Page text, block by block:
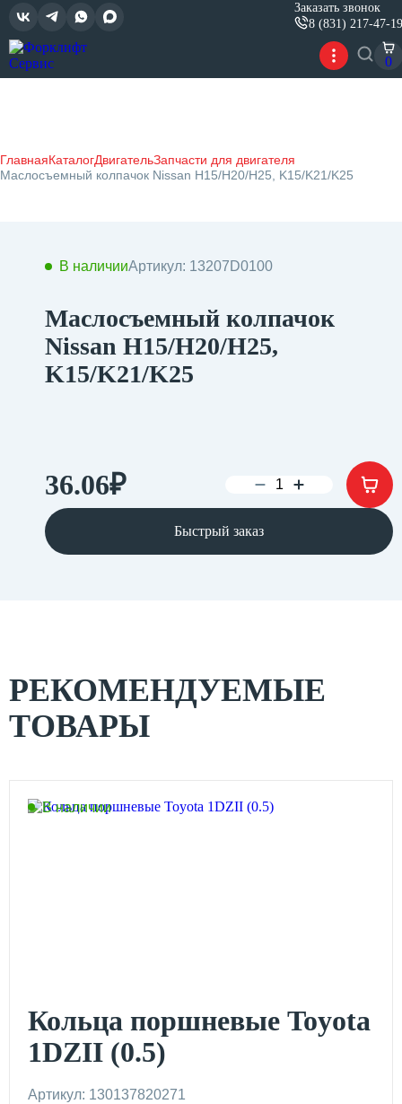
Заказать звонок
8 (831) 217-47-19
0
ГлавнаяКаталогДвигательЗапчасти для двигателя
Маслосъемный колпачок Nissan H15/H20/H25, K15/K21/K25
В наличииАртикул: 13207D0100
Маслосъемный колпачок
Nissan H15/H20/H25,
K15/K21/K25
36.06₽
Быстрый заказ
РЕКОМЕНДУЕМЫЕ
ТОВАРЫ
В наличии
Кольца поршневые Toyota
1DZII (0.5)
Артикул: 130137820271